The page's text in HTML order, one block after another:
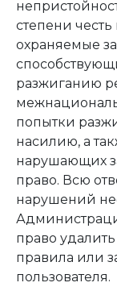
степени
охраняемые
разжиганию
попытки
насилию, а
нарушающих
право. Всю
нарушений
право
правила или
пользователя.